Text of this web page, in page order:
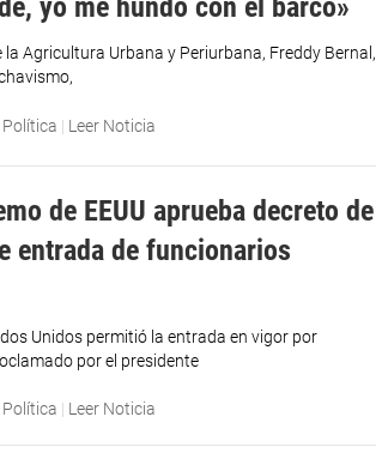
Agricultura Urbana y Periurbana, Freddy Bernal,
Política | Leer Noticia
de EEUU aprueba decreto de
entrada de funcionarios
Unidos permitió la entrada en vigor por
por el presidente
Política | Leer Noticia